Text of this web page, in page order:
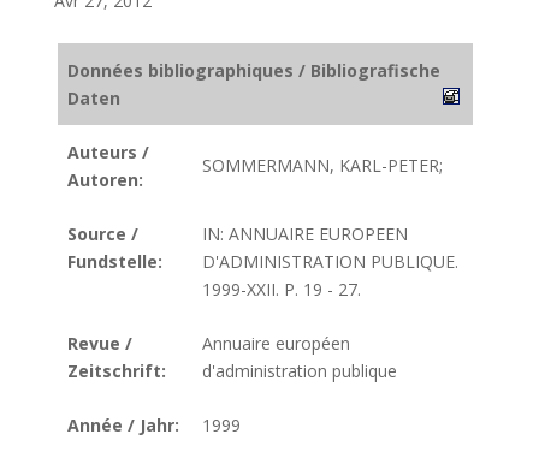
Données bibliographiques / Bibliografische
Daten
Auteurs /
Autoren:
SOMMERMANN, KARL-PETER;
Source /
Fundstelle:
IN: ANNUAIRE EUROPEEN
D'ADMINISTRATION PUBLIQUE.
1999-XXII. P. 19 - 27.
Revue /
Zeitschrift:
Annuaire européen
d'administration publique
Année / Jahr: 1999